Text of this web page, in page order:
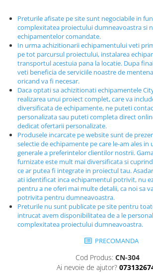
Ciclism
Street Workout
Terenuri Multisport
Trasee Ninja
Echipamente fitness
Mese de jocuri
MOBILIER URBAN
Garduri/Imprejmuiri
Cosuri de gunoi
Panouri pentru informare/Marcaje
Foisoare si pergole
Rastel Biciclete
Banci
Preturile afisate pe site sunt negociabile in
complexitatea proiectului dumneavoastra si
echipamentelor comandate.
In urma achizitionarii echipamentului veti
pe tot parcursul proiectului, instalarea
transportul acestuia pana la locatie. Dupa
veti beneficia de serviciile noastre de
oricand va fi necesar.
Daca optati sa achizitionati echipamentele
realizarea unui proiect complet, care va
diversificata de echipamente, ne puteti
personalizata sau puteti completa direct
dedicat ofertarii personalizate.
Produsele incarcate pe website sunt de
selectie de echipamente pe care le-am ales in
generale a preferintelor clientilor nostrii.
furnizate este mult mai diversificata si
ce ar putea fi integrate in proiectul tau.
ati identificat inca echipamentul potrivit, nu
pentru a ne oferi mai multe detalii, ca noi sa
potrivita pentru dumneavoastra.
Preturile nu sunt publicate pe site pentru
intrucat avem disponibilitatea de a le
complexitatea proiectului dumneavoastra.
PRECOMANDA
Cod Produs: CN-304
Ai nevoie de ajutor?